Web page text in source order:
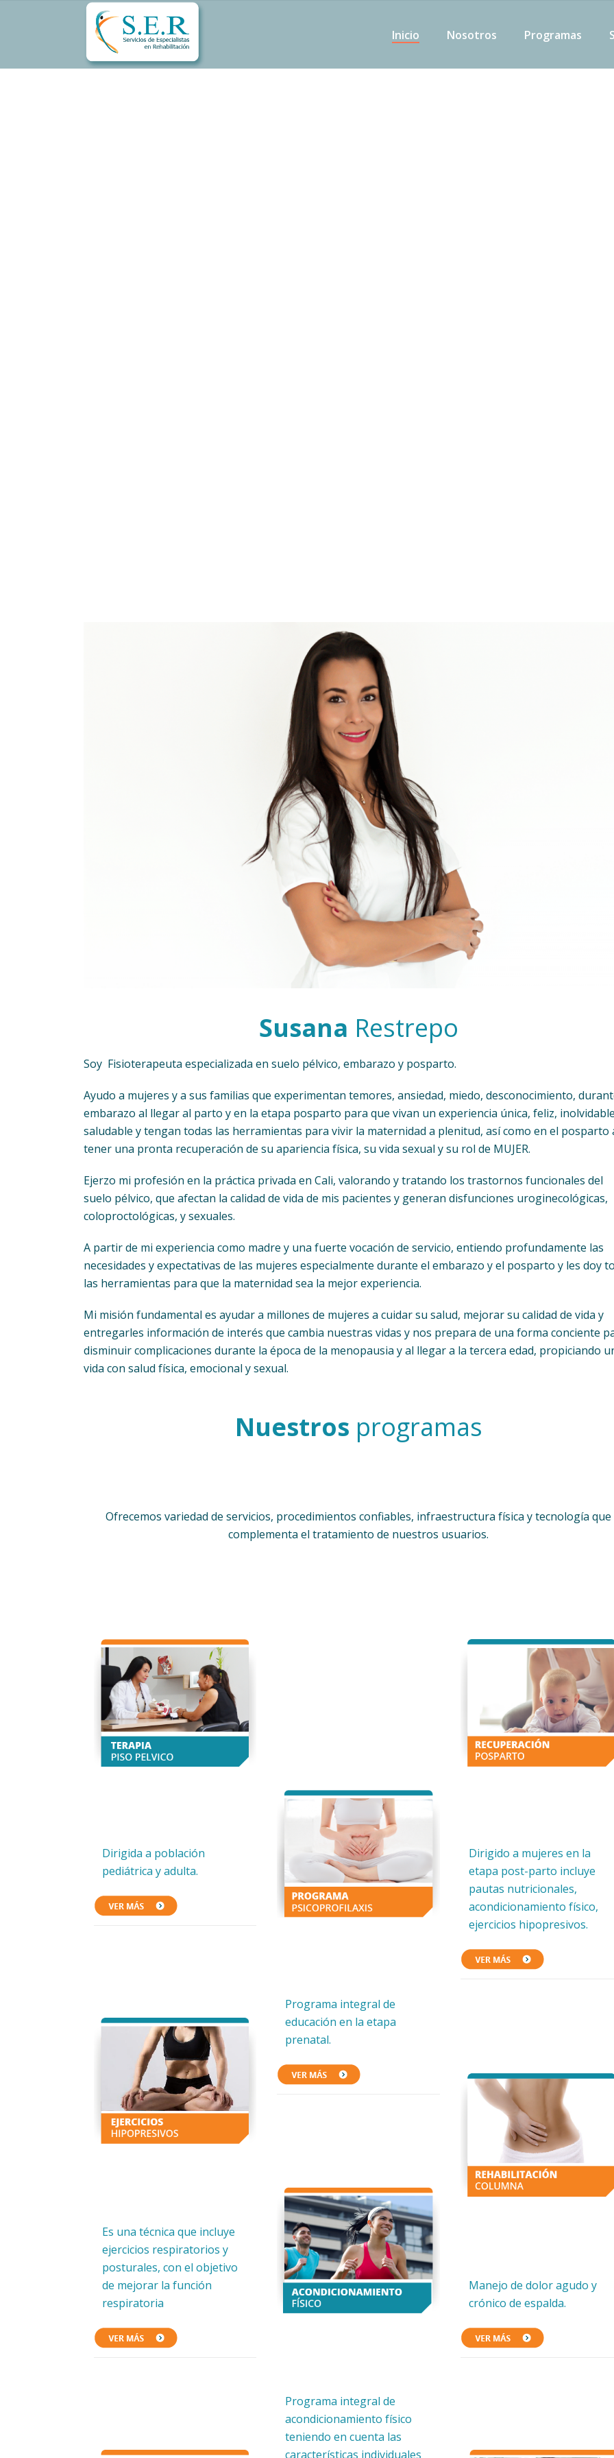
Inicio Nosotros Programas
Susana Restrepo
Soy Fisioterapeuta especializada en suelo pélvico, embarazo y posparto.
Ayudo a mujeres y a sus familias que experimentan temores, ansiedad, miedo, desconocimiento,
embarazo al llegar al parto y en la etapa posparto para que vivan un experiencia única, feliz,
saludable y tengan todas las herramientas para vivir la maternidad a plenitud, así como en el posparto
tener una pronta recuperación de su apariencia física, su vida sexual y su rol de MUJER.
Ejerzo mi profesión en la práctica privada en Cali, valorando y tratando los trastornos funcionales del
suelo pélvico, que afectan la calidad de vida de mis pacientes y generan disfunciones uroginecológicas,
coloproctológicas, y sexuales.
A partir de mi experiencia como madre y una fuerte vocación de servicio, entiendo profundamente las
necesidades y expectativas de las mujeres especialmente durante el embarazo y el posparto y les doy
las herramientas para que la maternidad sea la mejor experiencia.
Mi misión fundamental es ayudar a millones de mujeres a cuidar su salud, mejorar su calidad de vida y
entregarles información de interés que cambia nuestras vidas y nos prepara de una forma conciente
disminuir complicaciones durante la época de la menopausia y al llegar a la tercera edad, propiciando
vida con salud física, emocional y sexual.
Nuestros programas
Ofrecemos variedad de servicios, procedimientos confiables, infraestructura física y tecnología que
complementa el tratamiento de nuestros usuarios.
Dirigida a población
pediátrica y adulta.
Es una técnica que incluye
ejercicios respiratorios y
posturales, con el objetivo
de mejorar la función
respiratoria
Programa integral de
educación en la etapa
prenatal.
Programa integral de
acondicionamiento físico
teniendo en cuenta las
características individuales
Dirigido a mujeres en la
etapa post-parto incluye
pautas nutricionales,
acondicionamiento físico,
ejercicios hipopresivos.
Manejo de dolor agudo y
crónico de espalda.